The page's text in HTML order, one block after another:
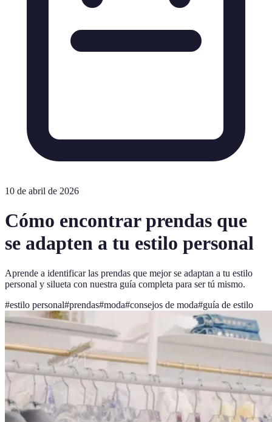
10 de abril de 2026
Cómo encontrar prendas que
se adapten a tu estilo personal
Aprende a identificar las prendas que mejor se adaptan a tu estilo
personal y silueta con nuestra guía completa para ser tú mismo.
#estilo personal#prendas#moda#consejos de moda#guía de estilo